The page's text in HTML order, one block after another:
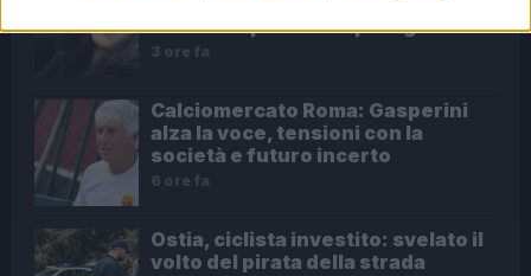
un futuro più sicuro per i giovani
3 ore fa
Calciomercato Roma: Gasperini
alza la voce, tensioni con la
società e futuro incerto
6 ore fa
Ostia, ciclista investito: svelato il
volto del pirata della strada